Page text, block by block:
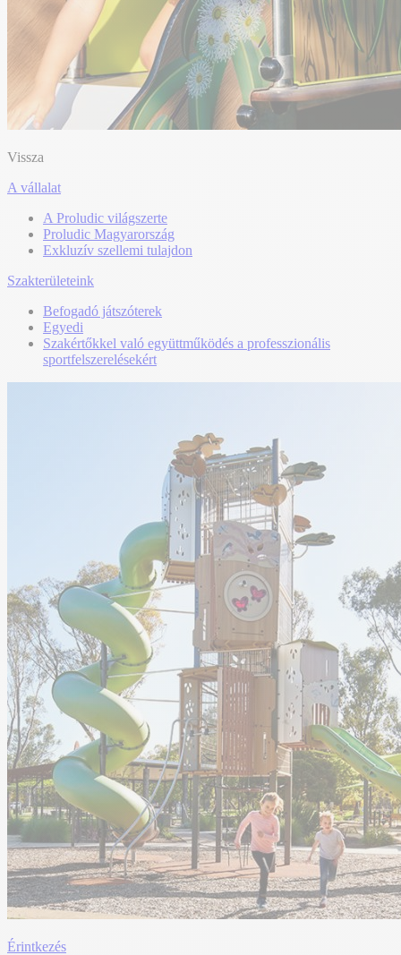
Vissza
A vállalat
A Proludic világszerte
Proludic Magyarország
Exkluzív szellemi tulajdon
Szakterületeink
Befogadó játszóterek
Egyedi
Szakértőkkel való együttműködés a professzionális
sportfelszerelésekért
Érintkezés